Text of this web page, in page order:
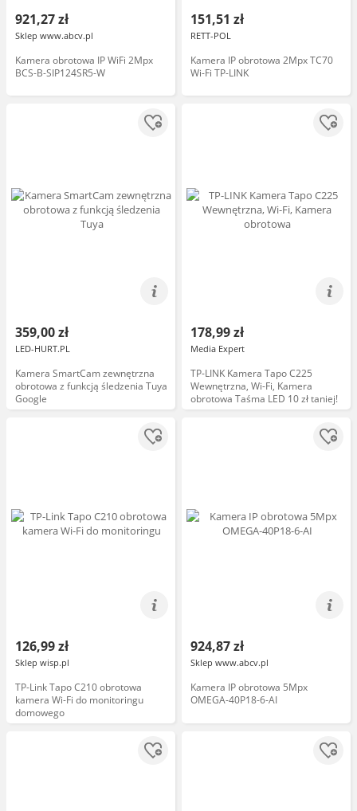
921,27 zł
Sklep www.abcv.pl
Kamera obrotowa IP WiFi 2Mpx
BCS-B-SIP124SR5-W
151,51 zł
RETT-POL
Kamera IP obrotowa 2Mpx TC70
Wi-Fi TP-LINK
359,00 zł
LED-HURT.PL
Kamera SmartCam zewnętrzna
obrotowa z funkcją śledzenia Tuya
Google
178,99 zł
Media Expert
TP-LINK Kamera Tapo C225
Wewnętrzna, Wi-Fi, Kamera
obrotowa Taśma LED 10 zł taniej!
126,99 zł
Sklep wisp.pl
TP-Link Tapo C210 obrotowa
kamera Wi-Fi do monitoringu
domowego
924,87 zł
Sklep www.abcv.pl
Kamera IP obrotowa 5Mpx
OMEGA-40P18-6-AI